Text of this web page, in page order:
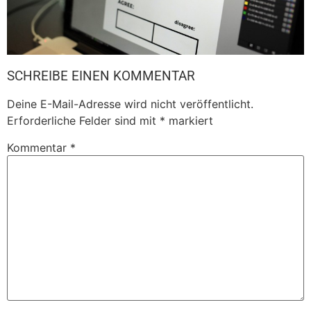
SCHREIBE EINEN KOMMENTAR
Deine E-Mail-Adresse wird nicht veröffentlicht.
Erforderliche Felder sind mit * markiert
Kommentar *